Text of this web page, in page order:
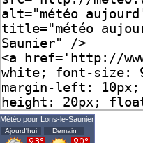
Météo pour Lons-le-Saunier
Ajourd'hui Demain